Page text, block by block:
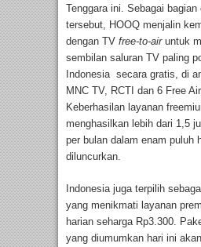
Tenggara ini. Sebagai bagian
tersebut, HOOQ menjalin
dengan TV free-to-air untuk
sembilan saluran TV paling
Indonesia secara gratis, di
MNC TV, RCTI dan 6 Free
Keberhasilan layanan
menghasilkan lebih dari 1,5
per bulan dalam enam puluh
diluncurkan.
Indonesia juga terpilih
yang menikmati layanan
harian seharga Rp3.300.
yang diumumkan hari ini